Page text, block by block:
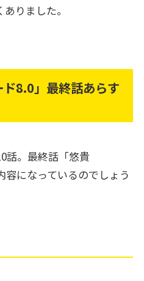
りました。
ド8.0」最終話あらす
話。最終話「悠貴
になっているのでしょう